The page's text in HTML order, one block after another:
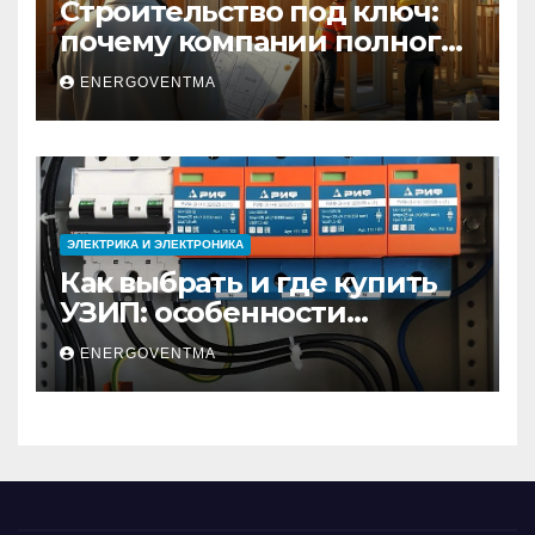
Строительство под ключ:
почему компании полного
цикла меняют рынок
недвижимости
ENERGOVENTMA
ЭЛЕКТРИКА И ЭЛЕКТРОНИКА
Как выбрать и где купить
УЗИП: особенности
устройств защиты от
импульсных
перенапряжений
ENERGOVENTMA